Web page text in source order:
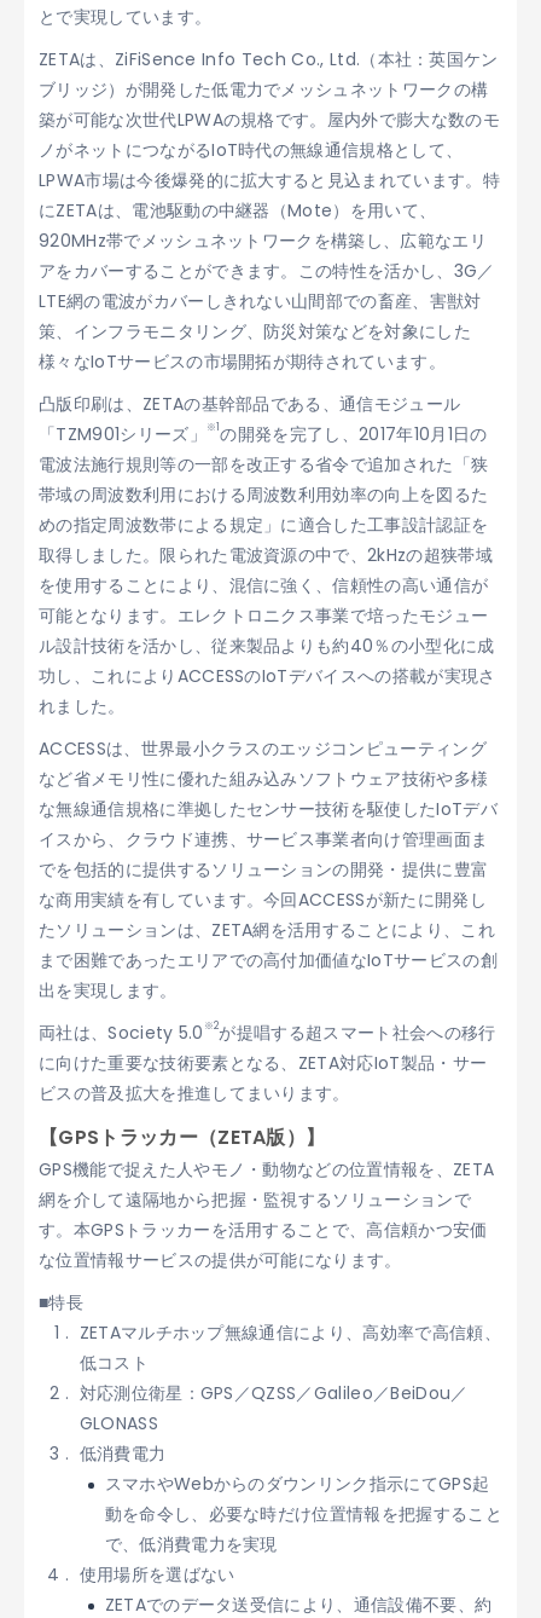
とで実現しています。
ZETAは、ZiFiSence Info Tech Co., Ltd.（本社：英国ケン
ブリッジ）が開発した低電力でメッシュネットワークの構
築が可能な次世代LPWAの規格です。屋内外で膨大な数のモ
ノがネットにつながるIoT時代の無線通信規格として、
LPWA市場は今後爆発的に拡大すると見込まれています。特
にZETAは、電池駆動の中継器（Mote）を用いて、
920MHz帯でメッシュネットワークを構築し、広範なエリ
アをカバーすることができます。この特性を活かし、3G／
LTE網の電波がカバーしきれない山間部での畜産、害獣対
策、インフラモニタリング、防災対策などを対象にした
様々なIoTサービスの市場開拓が期待されています。
凸版印刷は、ZETAの基幹部品である、通信モジュール
「TZM901シリーズ」
※1の開発を完了し、2017年10月1日の
電波法施行規則等の一部を改正する省令で追加された「狭
帯域の周波数利用における周波数利用効率の向上を図るた
めの指定周波数帯による規定」に適合した工事設計認証を
取得しました。限られた電波資源の中で、2kHzの超狭帯域
を使用することにより、混信に強く、信頼性の高い通信が
可能となります。エレクトロニクス事業で培ったモジュー
ル設計技術を活かし、従来製品よりも約40％の小型化に成
功し、これによりACCESSのIoTデバイスへの搭載が実現さ
れました。
ACCESSは、世界最小クラスのエッジコンピューティング
など省メモリ性に優れた組み込みソフトウェア技術や多様
な無線通信規格に準拠したセンサー技術を駆使したIoTデバ
イスから、クラウド連携、サービス事業者向け管理画面ま
でを包括的に提供するソリューションの開発・提供に豊富
な商用実績を有しています。今回ACCESSが新たに開発し
たソリューションは、ZETA網を活用することにより、これ
まで困難であったエリアでの高付加価値なIoTサービスの創
出を実現します。
両社は、Society 5.0 ※2が提唱する超スマート社会への移行
に向けた重要な技術要素となる、ZETA対応IoT製品・サー
ビスの普及拡大を推進してまいります。
【GPSトラッカー（ZETA版）】
GPS機能で捉えた人やモノ・動物などの位置情報を、ZETA
網を介して遠隔地から把握・監視するソリューションで
す。本GPSトラッカーを活用することで、高信頼かつ安価
な位置情報サービスの提供が可能になります。
■特長
ZETAマルチホップ無線通信により、高効率で高信頼、
低コスト
対応測位衛星：GPS／QZSS／Galileo／BeiDou／
GLONASS
低消費電力
スマホやWebからのダウンリンク指示にてGPS起
動を命令し、必要な時だけ位置情報を把握すること
で、低消費電力を実現
使用場所を選ばない
ZETAでのデータ送受信により、通信設備不要、約